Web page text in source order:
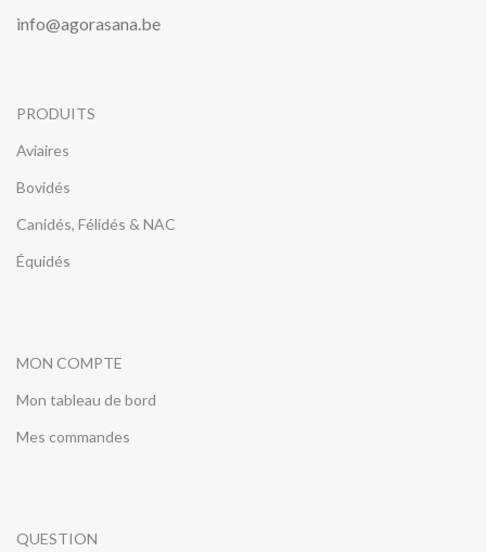
info@agorasana.be
PRODUITS
Aviaires
Bovidés
Canidés, Félidés & NAC
Équidés
MON COMPTE
Mon tableau de bord
Mes commandes
QUESTION